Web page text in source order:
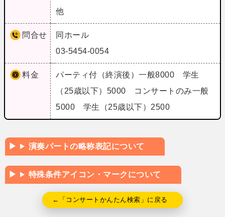
他
問合せ
同ホール
03-5454-0054
料金
パーティ付（終演後）一般8000 学生
（25歳以下）5000 コンサートのみ一般
5000 学生（25歳以下）2500
演奏パートの略称表記について
特殊条件アイコン・マークについて
←「コンサートかんたん検索」に戻る